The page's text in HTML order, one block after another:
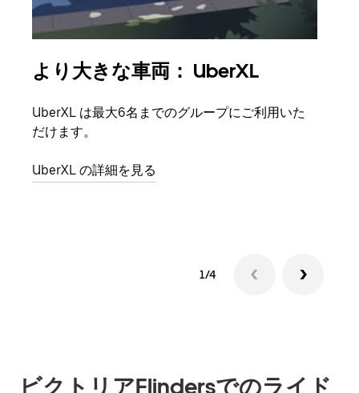
より大きな車両： UberXL
UberXL は最大6名までのグループにご利用いた
だけます。
UberXL の詳細を見る
1/4
ビクトリアFlindersでのライド